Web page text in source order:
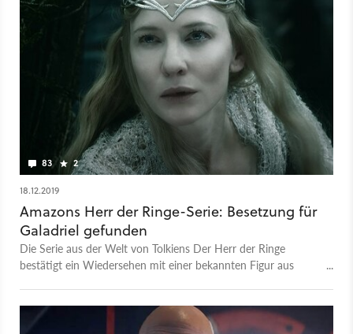
83 2
18.12.2019
Amazons Herr der Ringe-Serie: Besetzung für
Galadriel gefunden
Die Serie aus der Welt von Tolkiens Der Herr der Ringe
bestätigt ein Wiedersehen mit einer bekannten Figur aus